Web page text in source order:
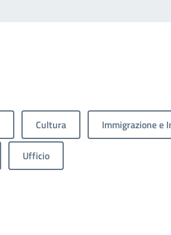
Cultura Immigrazione e
Ufficio